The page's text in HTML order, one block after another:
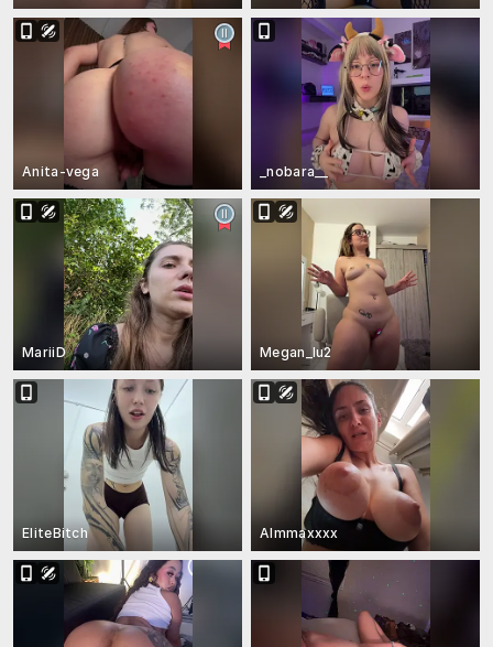
Anita-vega _nobara__
MariiD Megan_lu2
EliteBitch Almmaxxxx